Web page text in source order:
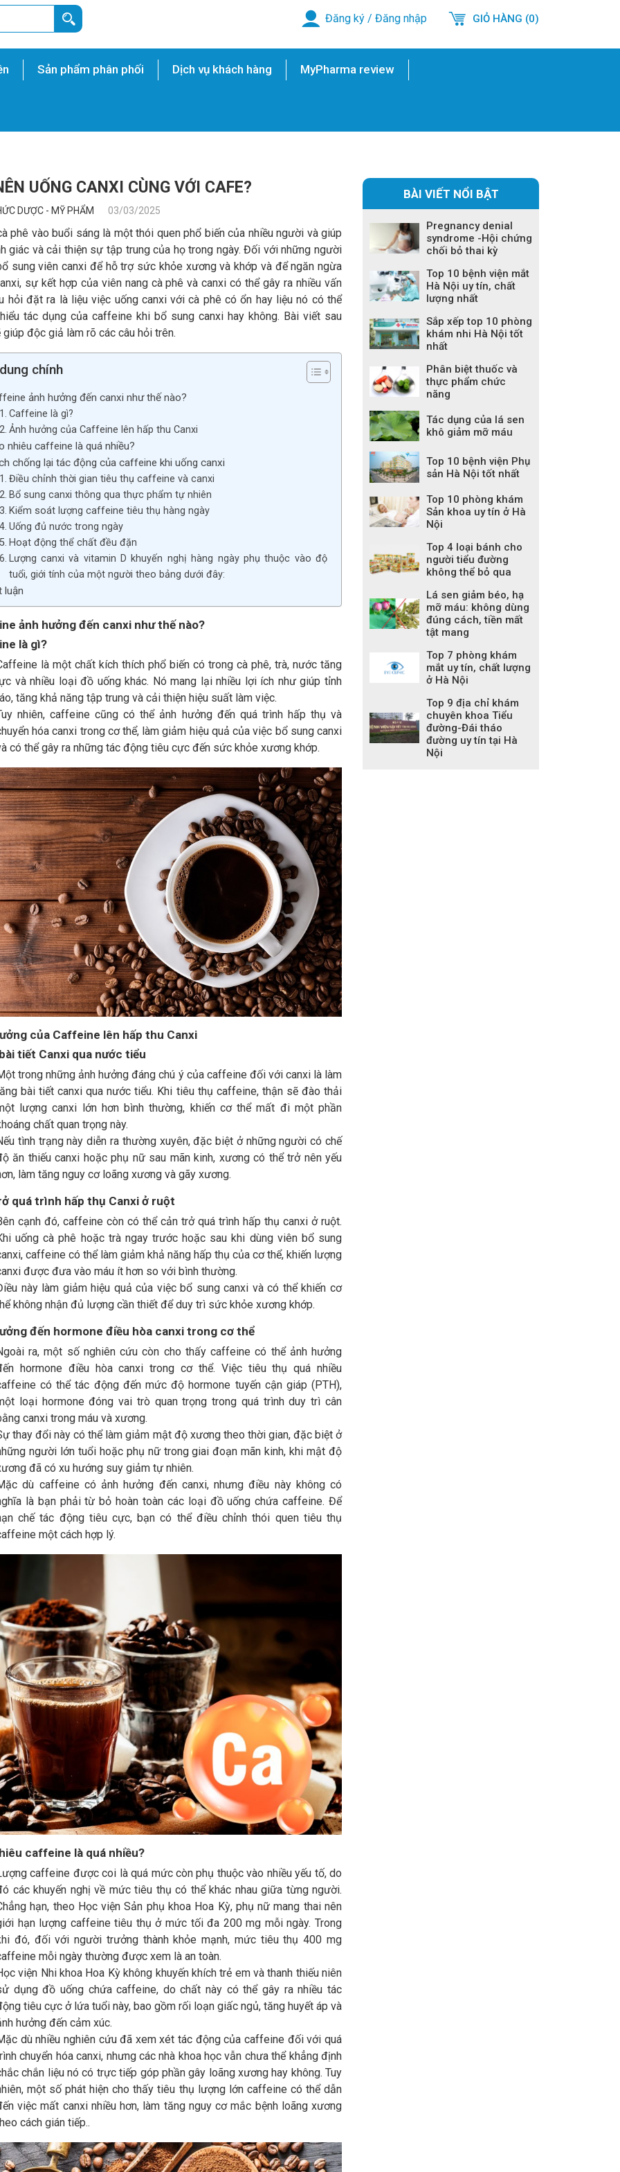
Đăng ký / Đăng nhập GIỎ HÀNG (0)
Sản phẩm phân phối Dịch vụ khách hàng MyPharma review
UỐNG CANXI CÙNG VỚI CAFE?
DƯỢC - MỸ PHẨM 03/03/2025
phê vào buổi sáng là một thói quen phổ biến của nhiều người và giúp
giác và cải thiện sự tập trung của họ trong ngày. Đối với những người
sung viên canxi để hỗ trợ sức khỏe xương và khớp và để ngăn ngừa
sự kết hợp của viên nang cà phê và canxi có thể gây ra nhiều vấn
hỏi đặt ra là liệu việc uống canxi với cà phê có ổn hay liệu nó có thể
tác dụng của caffeine khi bổ sung canxi hay không. Bài viết sau
độc giả làm rõ các câu hỏi trên.
chính
ảnh hưởng đến canxi như thế nào?
Caffeine là gì?
Ảnh hưởng của Caffeine lên hấp thu Canxi
nhiêu caffeine là quá nhiều?
chống lại tác động của caffeine khi uống canxi
Điều chỉnh thời gian tiêu thụ caffeine và canxi
Bổ sung canxi thông qua thực phẩm tự nhiên
Kiểm soát lượng caffeine tiêu thụ hàng ngày
Uống đủ nước trong ngày
Hoạt động thể chất đều đặn
Lượng canxi và vitamin D khuyến nghị hàng ngày phụ thuộc vào độ
tuổi, giới tính của một người theo bảng dưới đây:
luận
ảnh hưởng đến canxi như thế nào?
là gì?
là một chất kích thích phổ biến có trong cà phê, trà, nước tăng
và nhiều loại đồ uống khác. Nó mang lại nhiều lợi ích như giúp tỉnh
tăng khả năng tập trung và cải thiện hiệu suất làm việc.
nhiên, caffeine cũng có thể ảnh hưởng đến quá trình hấp thụ và
hóa canxi trong cơ thể, làm giảm hiệu quả của việc bổ sung canxi
có thể gây ra những tác động tiêu cực đến sức khỏe xương khớp.
của Caffeine lên hấp thu Canxi
tiết Canxi qua nước tiểu
trong những ảnh hưởng đáng chú ý của caffeine đối với canxi là làm
bài tiết canxi qua nước tiểu. Khi tiêu thụ caffeine, thận sẽ đào thải
lượng canxi lớn hơn bình thường, khiến cơ thể mất đi một phần
chất quan trọng này.
tình trạng này diễn ra thường xuyên, đặc biệt ở những người có chế
ăn thiếu canxi hoặc phụ nữ sau mãn kinh, xương có thể trở nên yếu
làm tăng nguy cơ loãng xương và gãy xương.
quá trình hấp thụ Canxi ở ruột
cạnh đó, caffeine còn có thể cản trở quá trình hấp thụ canxi ở ruột.
uống cà phê hoặc trà ngay trước hoặc sau khi dùng viên bổ sung
caffeine có thể làm giảm khả năng hấp thụ của cơ thể, khiến lượng
được đưa vào máu ít hơn so với bình thường.
này làm giảm hiệu quả của việc bổ sung canxi và có thể khiến cơ
không nhận đủ lượng cần thiết để duy trì sức khỏe xương khớp.
đến hormone điều hòa canxi trong cơ thể
ra, một số nghiên cứu còn cho thấy caffeine có thể ảnh hưởng
hormone điều hòa canxi trong cơ thể. Việc tiêu thụ quá nhiều
có thể tác động đến mức độ hormone tuyến cận giáp (PTH),
loại hormone đóng vai trò quan trọng trong quá trình duy trì cân
canxi trong máu và xương.
thay đổi này có thể làm giảm mật độ xương theo thời gian, đặc biệt ở
người lớn tuổi hoặc phụ nữ trong giai đoạn mãn kinh, khi mật độ
đã có xu hướng suy giảm tự nhiên.
dù caffeine có ảnh hưởng đến canxi, nhưng điều này không có
là bạn phải từ bỏ hoàn toàn các loại đồ uống chứa caffeine. Để
chế tác động tiêu cực, bạn có thể điều chỉnh thói quen tiêu thụ
một cách hợp lý.
caffeine là quá nhiều?
caffeine được coi là quá mức còn phụ thuộc vào nhiều yếu tố, do
các khuyến nghị về mức tiêu thụ có thể khác nhau giữa từng người.
hạn, theo Học viện Sản phụ khoa Hoa Kỳ, phụ nữ mang thai nên
hạn lượng caffeine tiêu thụ ở mức tối đa 200 mg mỗi ngày. Trong
đó, đối với người trưởng thành khỏe mạnh, mức tiêu thụ 400 mg
mỗi ngày thường được xem là an toàn.
viện Nhi khoa Hoa Kỳ không khuyến khích trẻ em và thanh thiếu niên
dụng đồ uống chứa caffeine, do chất này có thể gây ra nhiều tác
tiêu cực ở lứa tuổi này, bao gồm rối loạn giấc ngủ, tăng huyết áp và
hưởng đến cảm xúc.
dù nhiều nghiên cứu đã xem xét tác động của caffeine đối với quá
chuyển hóa canxi, nhưng các nhà khoa học vẫn chưa thể khẳng định
chắn liệu nó có trực tiếp góp phần gây loãng xương hay không. Tuy
một số phát hiện cho thấy tiêu thụ lượng lớn caffeine có thể dẫn
việc mất canxi nhiều hơn, làm tăng nguy cơ mắc bệnh loãng xương
cách gián tiếp..
BÀI VIẾT NỔI BẬT
Pregnancy denial
syndrome -Hội chứng
chối bỏ thai kỳ
Top 10 bệnh viện mắt
Hà Nội uy tín, chất
lượng nhất
Sắp xếp top 10 phòng
khám nhi Hà Nội tốt
nhất
Phân biệt thuốc và
thực phẩm chức
năng
Tác dụng của lá sen
khô giảm mỡ máu
Top 10 bệnh viện Phụ
sản Hà Nội tốt nhất
Top 10 phòng khám
Sản khoa uy tín ở Hà
Nội
Top 4 loại bánh cho
người tiểu đường
không thể bỏ qua
Lá sen giảm béo, hạ
mỡ máu: không dùng
đúng cách, tiền mất
tật mang
Top 7 phòng khám
mắt uy tín, chất lượng
ở Hà Nội
Top 9 địa chỉ khám
chuyên khoa Tiểu
đường-Đái tháo
đường uy tín tại Hà
Nội